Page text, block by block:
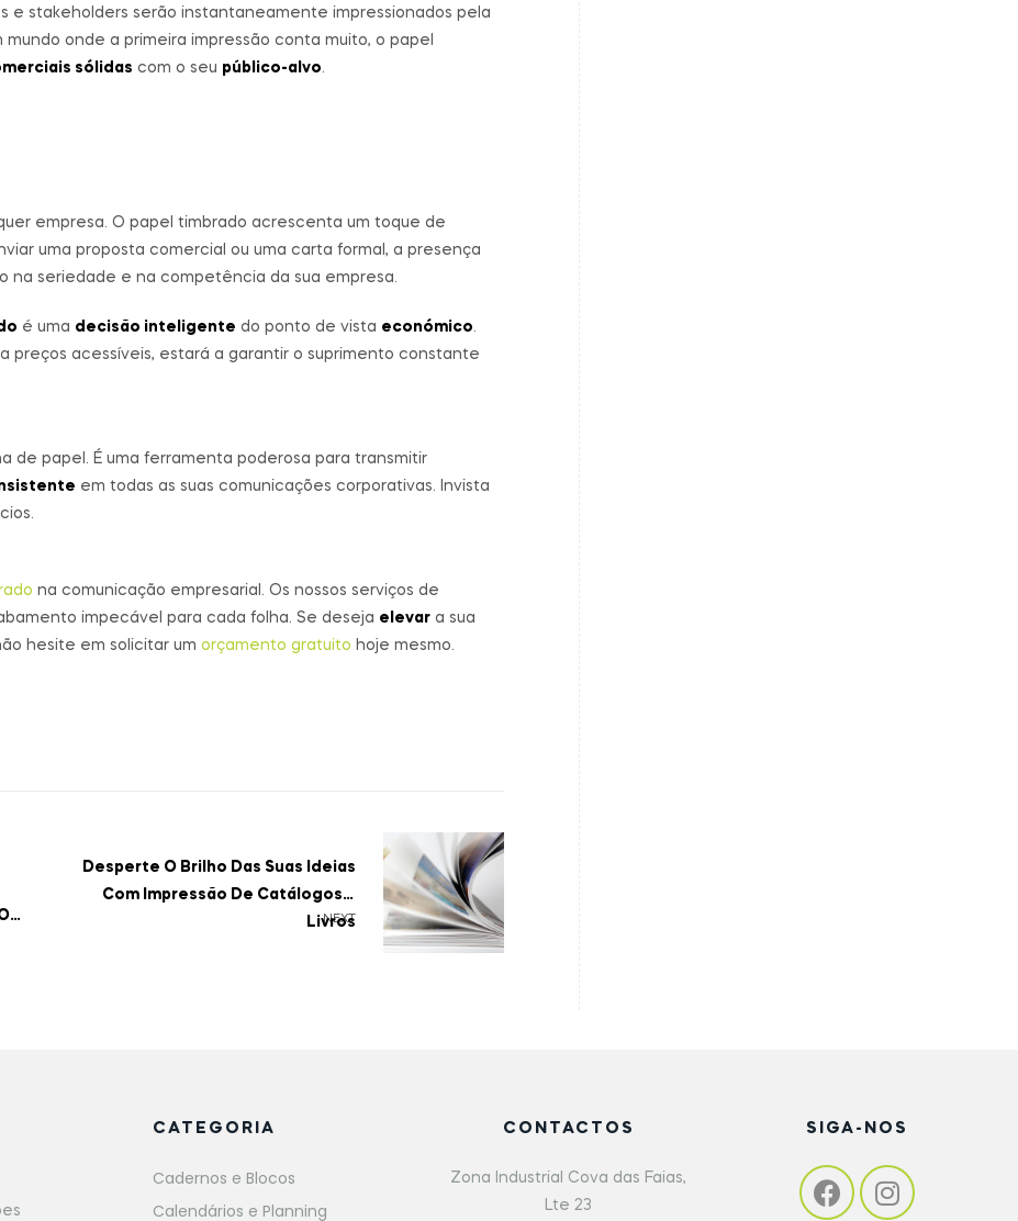
e stakeholders serão instantaneamente impressionados pela
mundo onde a primeira impressão conta muito, o papel
sólidas com o seu público-alvo.
empresa. O papel timbrado acrescenta um toque de
uma proposta comercial ou uma carta formal, a presença
na seriedade e na competência da sua empresa.
é uma decisão inteligente do ponto de vista económico.
preços acessíveis, estará a garantir o suprimento constante
de papel. É uma ferramenta poderosa para transmitir
em todas as suas comunicações corporativas. Invista
na comunicação empresarial. Os nossos serviços de
impecável para cada folha. Se deseja elevar a sua
hesite em solicitar um orçamento gratuito hoje mesmo.
NEXT
Desperte O Brilho Das Suas Ideias
Com Impressão De Catálogos E
Livros
CATEGORIA
Cadernos e Blocos
Calendários e Planning
CONTACTOS
Zona Industrial Cova das Faias,
Lte 23
SIGA-NOS